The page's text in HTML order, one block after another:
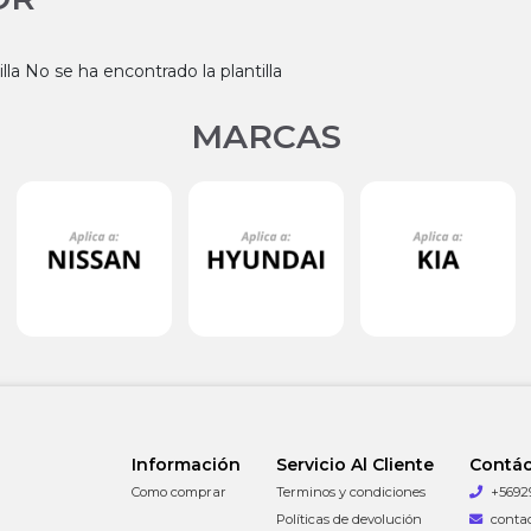
No se ha encontrado la plantilla
MARCAS
Información
Como comprar
Servicio Al Cliente
Terminos y condiciones
Políticas de devolución